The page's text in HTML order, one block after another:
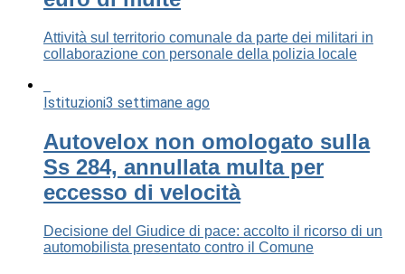
Attività sul territorio comunale da parte dei militari in
collaborazione con personale della polizia locale
Istituzioni3 settimane ago
Autovelox non omologato sulla
Ss 284, annullata multa per
eccesso di velocità
Decisione del Giudice di pace: accolto il ricorso di un
automobilista presentato contro il Comune